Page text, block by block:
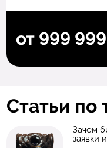
от 999
Статьи по
Зачем
заявки